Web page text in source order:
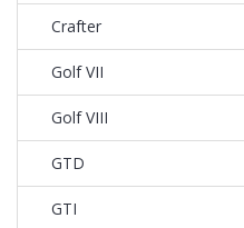
Crafter
Golf VII
Golf VIII
GTD
GTI